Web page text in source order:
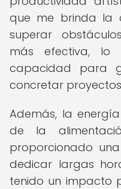
que me brinda la
superar
más efectiva, lo
capacidad para
concretar
Además, la
de la
proporcionado
dedicar largas
tenido un impacto